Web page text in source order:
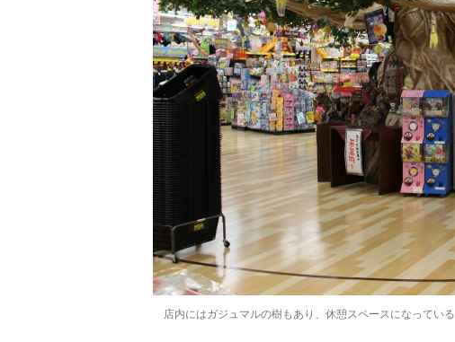
店内にはガジュマルの樹もあり、休憩スペースになっている